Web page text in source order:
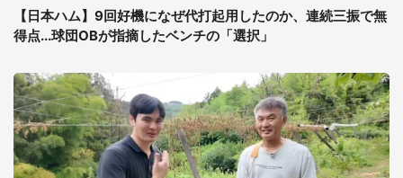
【日本ハム】9回好機になぜ代打起用したのか、連続三振で無
得点...球団OBが指摘したベンチの「選択」